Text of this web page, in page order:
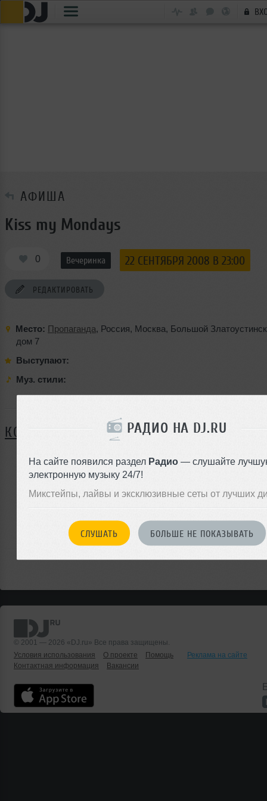
РАДИО НА DJ.RU
На сайте появился раздел Радио — слушайте
электронную музыку 24/7!
Микстейпы, лайвы и эксклюзивные сеты от лучших
СЛУШАТЬ БОЛЬШЕ НЕ ПОКАЗЫВАТЬ
АФИША
Kiss my Mondays
0 Вечеринка 22 СЕНТЯБРЯ 2008 В 23:00
РЕДАКТИРОВАТЬ
Место: Пропаганда, Россия, Москва, Большой
дом 7
Выступают:
Муз. стили:
КОММЕНТАРИИ
ЗАРЕГИСТРИРУЙТЕСЬ
чтобы оставить комментарий
© 2001 — 2026 «DJ.ru» Все права защищены.
Условия использования
О проекте Помощь
Реклама на сайте
Контактная информация
Вакансии